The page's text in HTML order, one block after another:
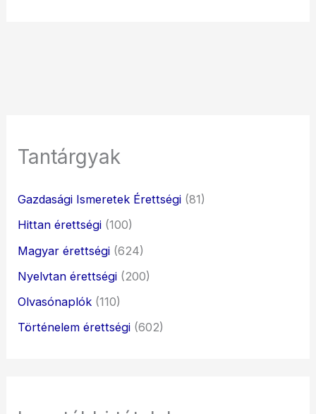
Tantárgyak
Gazdasági Ismeretek Érettségi (81)
Hittan érettségi (100)
Magyar érettségi (624)
Nyelvtan érettségi (200)
Olvasónaplók (110)
Történelem érettségi (602)